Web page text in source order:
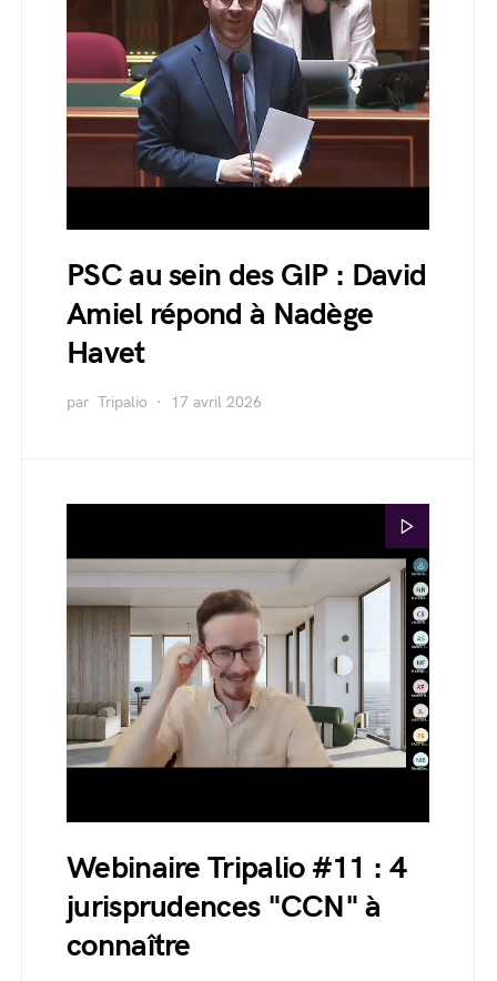
PSC au sein des GIP : David
Amiel répond à Nadège
Havet
par Tripalio 17 avril 2026
Webinaire Tripalio #11 : 4
jurisprudences "CCN" à
connaître